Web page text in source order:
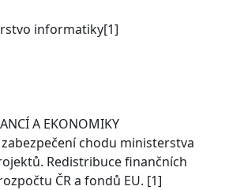
informatiky[1]
A EKONOMIKY
chodu ministerstva
Redistribuce finančních
ČR a fondů EU. [1]